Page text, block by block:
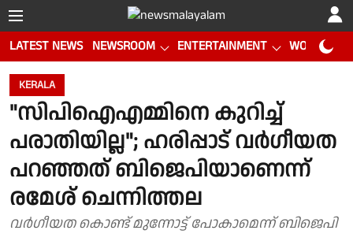
LATEST NEWS NEWSROOM ENTERTAINMENT WORLD CUP
KERALA
"സിപിഐഎമ്മിനെ കുറിച്ച്
പരാതിയില്ല"; ഹരിപ്പാട് വർഗീയത
പറഞ്ഞത് ബിജെപിയാണെന്ന്
രമേശ് ചെന്നിത്തല
വർഗീയത കൊണ്ട് മുന്നോട്ട് പോകാമെന്ന് ബിജെപി